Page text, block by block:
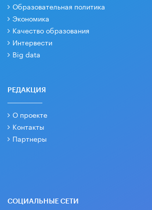
Образовательная политика
Экономика
Качество образования
Интервести
Big data
РЕДАКЦИЯ
О проекте
Контакты
Партнеры
СОЦИАЛЬНЫЕ СЕТИ